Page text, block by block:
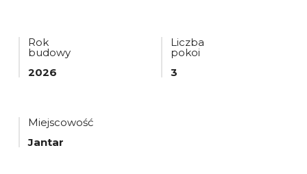
Rok
budowy
2026
Liczba
pokoi
3
Miejscowość
Jantar